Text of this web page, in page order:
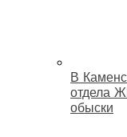
В
отдела
обыски